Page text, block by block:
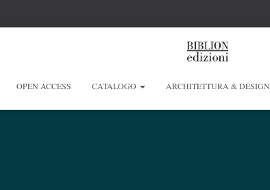
OPEN ACCESS CATALOGO ARCHITETTURA & DESIGN